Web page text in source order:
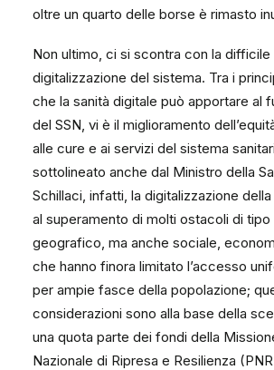
oltre un quarto delle borse è rimasto
Non ultimo, ci si scontra con la difficile
digitalizzazione del sistema. Tra i
che la sanità digitale può apportare al
del SSN, vi è il miglioramento
alle cure e ai servizi del sistema
sottolineato anche dal Ministro della
Schillaci, infatti, la digitalizzazione
al superamento di molti ostacoli di tipo
geografico, ma anche sociale,
che hanno finora limitato l’accesso
per ampie fasce della popolazione;
considerazioni sono alla base della
una quota parte dei fondi della
Nazionale di Ripresa e Resilienza